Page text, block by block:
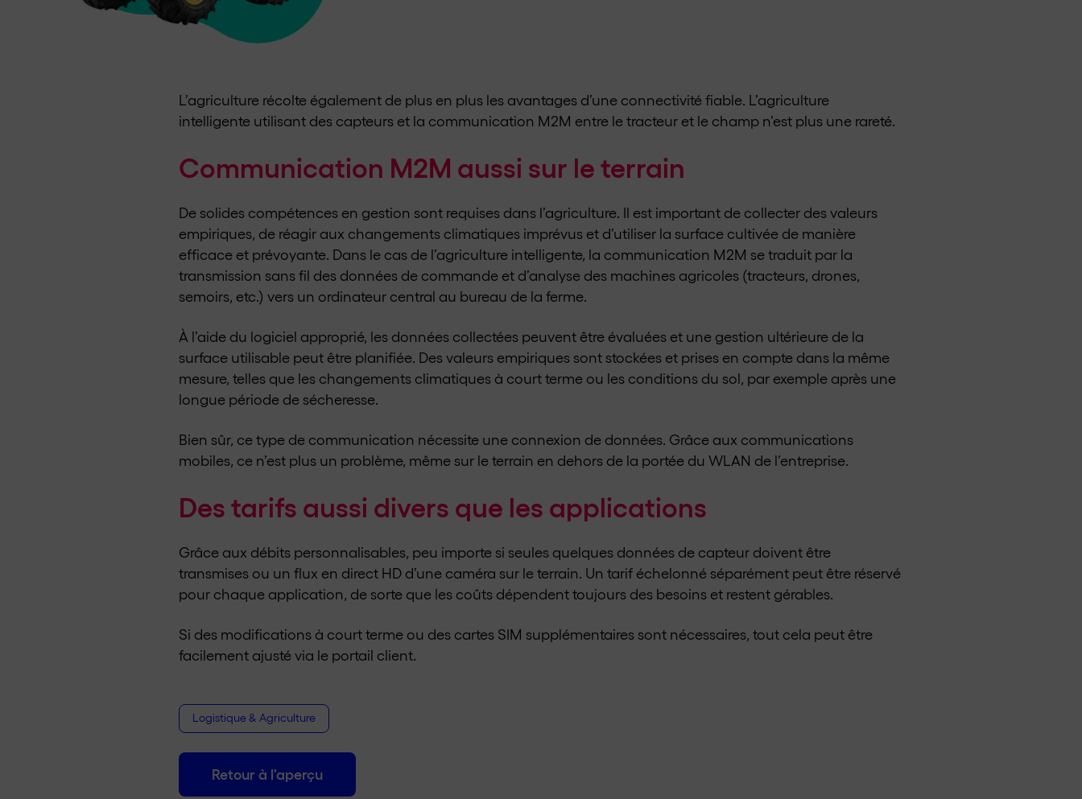
L’agriculture récolte également de plus en plus les avantages d’une connectivité fiable. L’agriculture
intelligente utilisant des capteurs et la communication M2M entre le tracteur et le champ n’est plus une rareté.
Communication M2M aussi sur le terrain
De solides compétences en gestion sont requises dans l’agriculture. Il est important de collecter des valeurs
empiriques, de réagir aux changements climatiques imprévus et d’utiliser la surface cultivée de manière
efficace et prévoyante. Dans le cas de l’agriculture intelligente, la communication M2M se traduit par la
transmission sans fil des données de commande et d’analyse des machines agricoles (tracteurs, drones,
semoirs, etc.) vers un ordinateur central au bureau de la ferme.
À l’aide du logiciel approprié, les données collectées peuvent être évaluées et une gestion ultérieure de la
surface utilisable peut être planifiée. Des valeurs empiriques sont stockées et prises en compte dans la même
mesure, telles que les changements climatiques à court terme ou les conditions du sol, par exemple après une
longue période de sécheresse.
Bien sûr, ce type de communication nécessite une connexion de données. Grâce aux communications
mobiles, ce n’est plus un problème, même sur le terrain en dehors de la portée du WLAN de l’entreprise.
Des tarifs aussi divers que les applications
Grâce aux débits personnalisables, peu importe si seules quelques données de capteur doivent être
transmises ou un flux en direct HD d’une caméra sur le terrain. Un tarif échelonné séparément peut être réservé
pour chaque application, de sorte que les coûts dépendent toujours des besoins et restent gérables.
Si des modifications à court terme ou des cartes SIM supplémentaires sont nécessaires, tout cela peut être
facilement ajusté via le portail client.
Logistique & Agriculture
Retour à l'aperçu